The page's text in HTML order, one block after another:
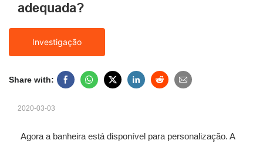
adequada?
Investigação
Share with:
2020-03-03
Agora a banheira está disponível para personalização. A